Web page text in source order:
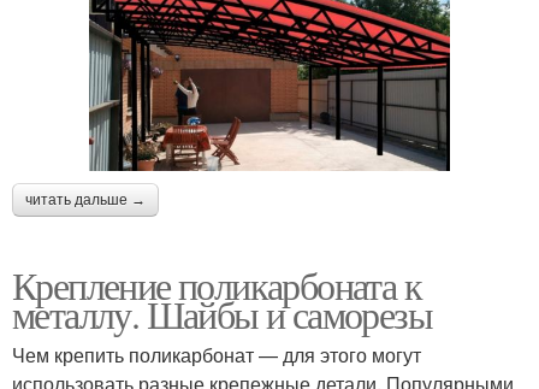
читать дальше →
Крепление поликарбоната к
металлу. Шайбы и саморезы
Чем крепить поликарбонат — для этого могут
использовать разные крепежные детали. Популярными